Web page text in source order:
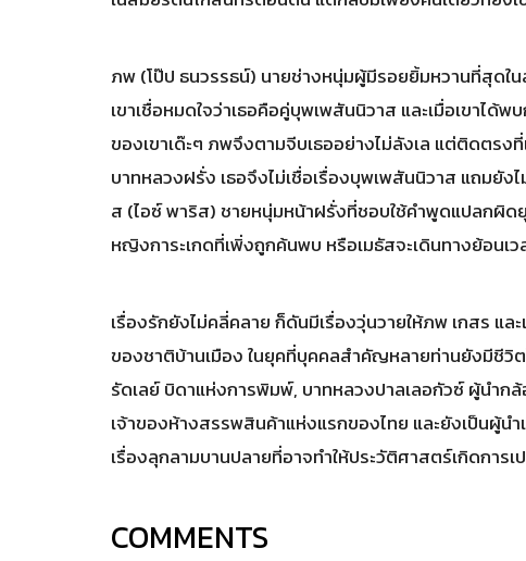
ภพ (โป๊ป ธนวรรธน์) นายช่างหนุ่มผู้มีรอยยิ้มหวานที่สุด
เขาเชื่อหมดใจว่าเธอคือคู่บุพเพสันนิวาส และเมื่อเขาไ
ของเขาเด๊ะๆ ภพจึงตามจีบเธออย่างไม่ลังเล แต่ติดตร
บาทหลวงฝรั่ง เธอจึงไม่เชื่อเรื่องบุพเพสันนิวาส แถมยั
ส (ไอซ์ พาริส) ชายหนุ่มหน้าฝรั่งที่ชอบใช้คำพูดแปลก
หญิงการะเกดที่เพิ่งถูกค้นพบ หรือเมธัสจะเดินทางย้อน
เรื่องรักยังไม่คลี่คลาย ก็ดันมีเรื่องวุ่นวายให้ภพ เกสร แ
ของชาติบ้านเมือง ในยุคที่บุคคลสำคัญหลายท่านยังมีชีวิ
รัดเลย์ บิดาแห่งการพิมพ์, บาทหลวงปาลเลอกัวซ์ ผู้นำกล้
เจ้าของห้างสรรพสินค้าแห่งแรกของไทย และยังเป็นผู้น
เรื่องลุกลามบานปลายที่อาจทำให้ประวัติศาสตร์เกิดการ
COMMENTS